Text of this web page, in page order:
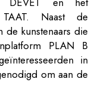
TAAT. Naast de
de kunstenaars die
PLAN B
in
om aan de